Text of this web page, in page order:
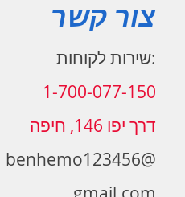
צור קשר
:שירות לקוחות
1-700-077-150
דרך יפו 146, חיפה
benhemo123456@